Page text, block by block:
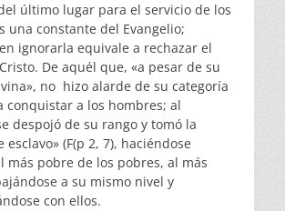
último lugar para el servicio de los
una constante del Evangelio;
ignorarla equivale a rechazar el
De aquél que, «a pesar de su
no hizo alarde de su categoría
conquistar a los hombres; al
despojó de su rango y tomó la
(F(p 2, 7), haciéndose
más pobre de los pobres, al más
a su mismo nivel y
con ellos.